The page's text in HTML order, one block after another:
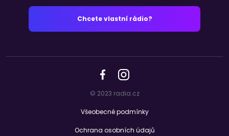
Chcete vlastní rádio?
© 2023 radia.cz
Všeobecné podmínky
Ochrana osobních údajů